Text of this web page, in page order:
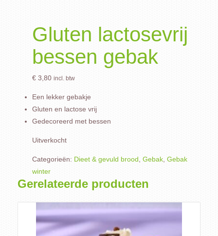
Gluten lactosevrij
bessen gebak
€3,80 incl. btw
Een lekker gebakje
Gluten en lactose vrij
Gedecoreerd met bessen
Uitverkocht
Categorieën: Dieet & gevuld brood Gebak, Gebak
winter
Gerelateerde producten